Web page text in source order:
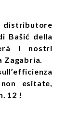
distributore
Bašić della
i nostri
Zagabria.
esitate,
12 !